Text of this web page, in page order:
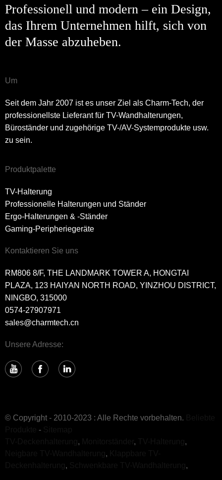
Professionell und modern – ein Design,
das Ihrem Unternehmen hilft, sich von
der Masse abzuheben.
Um
Seit dem Jahr 2007 ist es unser Ziel als Charm-Tech, der
professionellste Lieferant für TV-Wandhalterungen,
Büroständer und zugehörige TV-/AV-Systemprodukte usw.
zu sein.
Produktpalette
TV-Halterung
Professionelle Halterungen und Ständer
Ergo-Halterungen & -Ständer
Gaming-Peripheriegeräte
Kontaktieren Sie uns
RM806 8/F, THE LANDMARK TOWER A, HONGTAI
PLAZA, 123 HAIYAN NORTH ROAD, YINZHOU DISTRICT,
NINGBO, 315000
0574-27907971
sales@charmtech.cn
Unsere Adresse:
© Copyright - 2010-2023 : Alle Rechte vorbehalten.
-
, ,
,
,
, ,